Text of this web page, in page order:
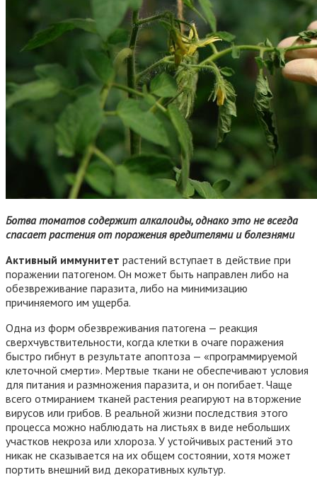
Ботва томатов содержит алкалоиды, однако это не всегда
спасает растения от поражения вредителями и болезнями
Активный иммунитет растений вступает в действие при
поражении патогеном. Он может быть направлен либо на
обезвреживание паразита, либо на минимизацию
причиняемого им ущерба.
Одна из форм обезвреживания патогена — реакция
сверхчувствительности, когда клетки в очаге поражения
быстро гибнут в результате апоптоза — «программируемой
клеточной смерти». Мертвые ткани не обеспечивают условия
для питания и размножения паразита, и он погибает. Чаще
всего отмиранием тканей растения реагируют на вторжение
вирусов или грибов. В реальной жизни последствия этого
процесса можно наблюдать на листьях в виде небольших
участков некроза или хлороза. У устойчивых растений это
никак не сказывается на их общем состоянии, хотя может
портить внешний вид декоративных культур.